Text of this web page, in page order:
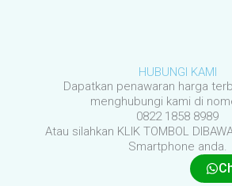
HUBUNGI KAMI
Dapatkan penawaran harga
menghubungi kami di
0822 1858 8989
Atau silahkan KLIK TOMBOL
Smartphone anda.